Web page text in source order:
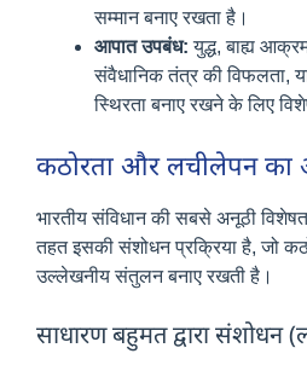
सम्मान बनाए रखता है।
आपात उपबंध: युद्ध, बाह्य
संवैधानिक तंत्र की विफलता,
स्थिरता बनाए रखने के लिए
कठोरता और लचीलेपन का
भारतीय संविधान की सबसे अनूठी
तहत इसकी संशोधन प्रक्रिया है, जो
उल्लेखनीय संतुलन बनाए रखती है।
साधारण बहुमत द्वारा संशोधन